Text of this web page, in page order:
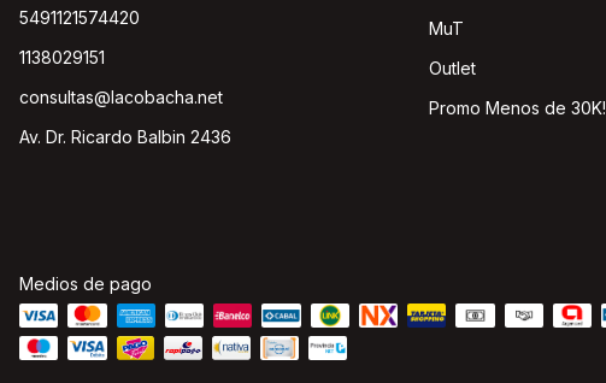
5491121574420
1138029151
consultas@lacobacha.net
Av. Dr. Ricardo Balbin 2436
MuT
Outlet
Promo Menos de 30K!
Medios de pago